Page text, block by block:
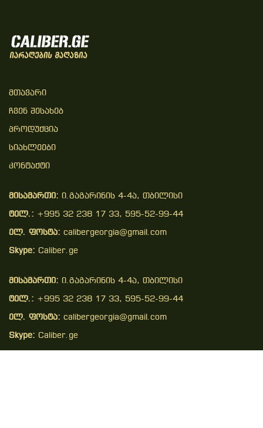
Მთავარი
Ჩვენ Შესახებ
Პროდუქცია
Სიახლეები
Კონტაქტი
მისამართი: ი.გაგარინის 4-4ა, თბილისი
ტელ.: +995 32 238 17 33, 595-52-99-44
ელ. ფოსტა: calibergeorgia@gmail.com
Skype: Caliber.ge
მისამართი: ი.გაგარინის 4-4ა, თბილისი
ტელ.: +995 32 238 17 33, 595-52-99-44
ელ. ფოსტა: calibergeorgia@gmail.com
Skype: Caliber.ge